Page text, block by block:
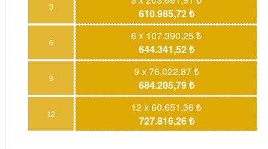
3
610.985,72 ₺
6
6 x 107.390,25 ₺
644.341,52 ₺
9
9 x 76.022,87 ₺
684.205,79 ₺
12
12 x 60.651,36 ₺
727.816,26 ₺